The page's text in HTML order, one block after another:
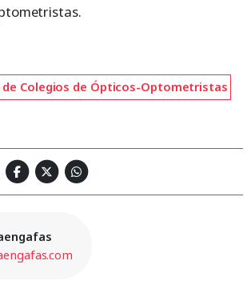
de Colegios de Ópticos-Optometristas